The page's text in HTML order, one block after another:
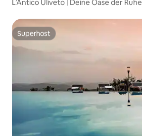
L’Antico Uliveto | Deine Oase der Ruhe
Superhost
Superhost